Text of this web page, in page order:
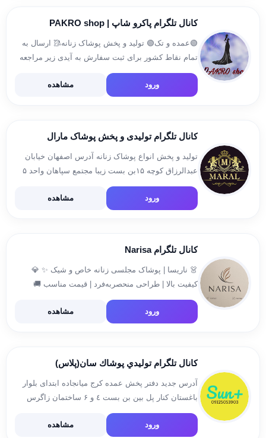
کانال تلگرام پاکرو شاپ | PAKRO shop
🟢عمده و تک🟢 تولید و پخش پوشاک زنانه🥻 ارسال به
تمام نقاط کشور برای ثبت سفارش به آیدی زیر مراجعه
فرمایید @AHMADIPAKRO 09193399803
ورود
مشاهده
کانال تلگرام تولیدی و پخش پوشاک مارال
تولید و پخش انواع پوشاک زنانه آدرس اصفهان خیابان
عبدالرزاق کوچه ۱۵بن بست زیبا مجتمع سپاهان واحد ۵
فروش به صورت حضوری و آنلاین ثبت سفارش
@ma_hd_i99 شماره تماس۰۹۹۳۹۸۱۹۰۳۵ ساعت کاری
ورود مشاهده
کانال تلگرام Narisa
👗 ناریسا | پوشاک مجلسی زنانه خاص و شیک ✨ 💎
کیفیت بالا | طراحی منحصربه‌فرد | قیمت مناسب 🚚
ارسال سریع به سراسر ایران 🔜 به‌زودی در دیجیکالا! 📢
📩 ثبت سفارش و مشاوره: […]
ورود مشاهده
کانال تلگرام توليدي پوشاك سان(پلاس)
آدرس جديد دفتر پخش عمده کرج میانجاده ابتدای بلوار
باغستان کنار پل بین بن بست ٤ و ۶ ساختمان زاگرس
طبقه ۲ واحد ۲ متنوع ترین تولید کننده پوشاک زنانه
درکشور شمارهاي تلفن 09125053903 02634564833
ورود مشاهده